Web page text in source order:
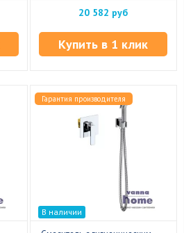
20 582 руб
Купить в 1 клик
Гарантия производителя
В наличии